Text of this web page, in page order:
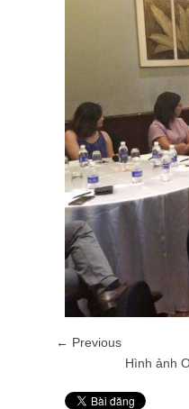
← Previous
Hình ảnh